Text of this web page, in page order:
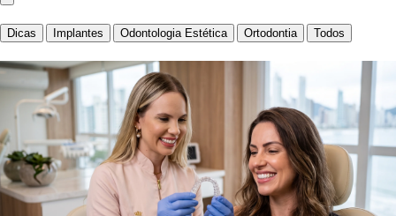
Dicas Implantes Odontologia Estética Ortodontia Todos